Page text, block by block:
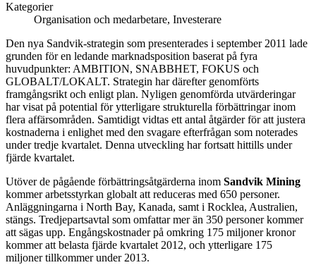
Kategorier
Organisation och medarbetare, Investerare
Den nya Sandvik-strategin som presenterades i september 2011 lade
grunden för en ledande marknadsposition baserat på fyra
huvudpunkter: AMBITION, SNABBHET, FOKUS och
GLOBALT/LOKALT. Strategin har därefter genomförts
framgångsrikt och enligt plan. Nyligen genomförda utvärderingar
har visat på potential för ytterligare strukturella förbättringar inom
flera affärsområden. Samtidigt vidtas ett antal åtgärder för att justera
kostnaderna i enlighet med den svagare efterfrågan som noterades
under tredje kvartalet. Denna utveckling har fortsatt hittills under
fjärde kvartalet.
Utöver de pågående förbättringsåtgärderna inom Sandvik Mining
kommer arbetsstyrkan globalt att reduceras med 650 personer.
Anläggningarna i North Bay, Kanada, samt i Rocklea, Australien,
stängs. Tredjepartsavtal som omfattar mer än 350 personer kommer
att sägas upp. Engångskostnader på omkring 175 miljoner kronor
kommer att belasta fjärde kvartalet 2012, och ytterligare 175
miljoner tillkommer under 2013.